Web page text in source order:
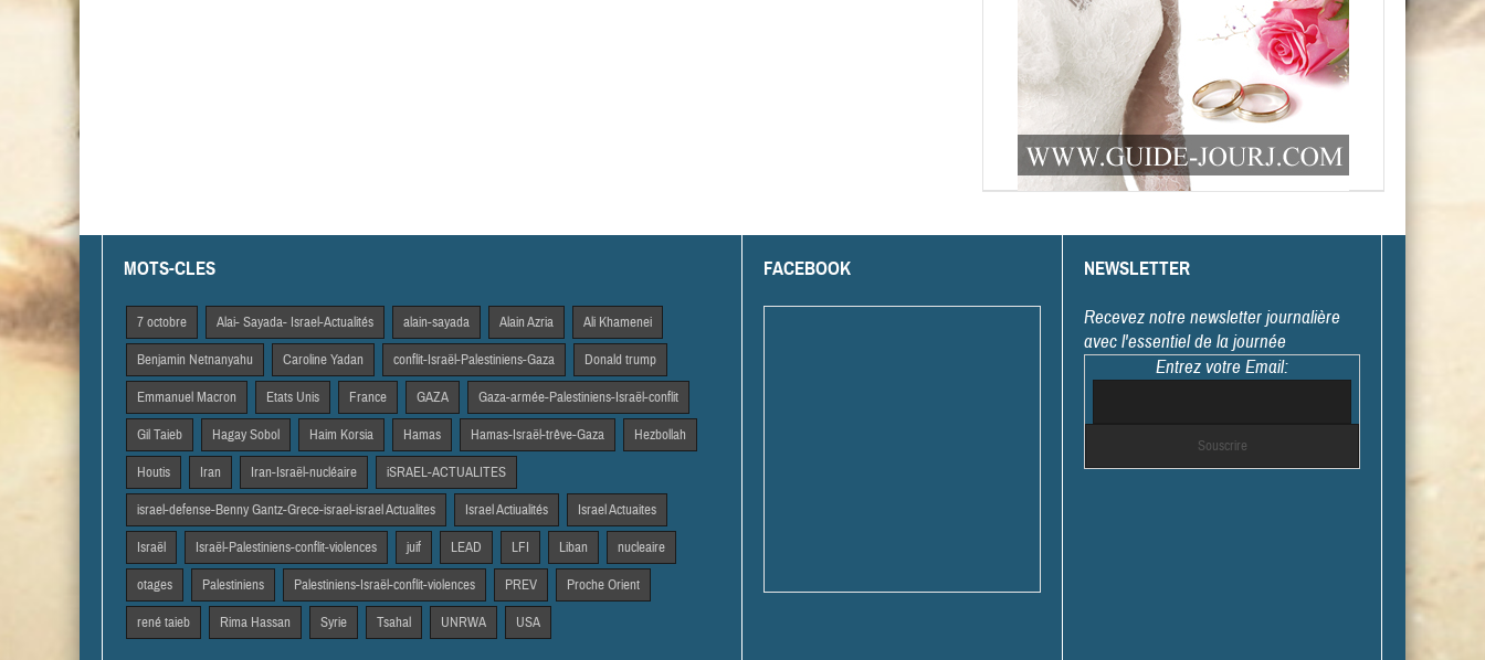
MOTS-CLES
7 octobre Alai- Sayada- Israel-Actualités alain-sayada Alain Azria Ali Khamenei
Benjamin Netnanyahu Caroline Yadan conflit-Israël-Palestiniens-Gaza Donald trump
Emmanuel Macron Etats Unis France GAZA Gaza-armée-Palestiniens-Israël-conflit
Gil Taieb Hagay Sobol Haim Korsia Hamas Hamas-Israël-trêve-Gaza Hezbollah
Houtis Iran Iran-Israël-nucléaire iSRAEL-ACTUALITES
israel-defense-Benny Gantz-Grece-israel-israel Actualites Israel Actiualités Israel Actuaites
Israël Israël-Palestiniens-conflit-violences juif LEAD LFI Liban nucleaire
otages Palestiniens Palestiniens-Israël-conflit-violences PREV Proche Orient
rené taieb Rima Hassan Syrie Tsahal UNRWA USA
FACEBOOK NEWSLETTER
Recevez notre newsletter journalière
avec l'essentiel de la journée
Entrez votre Email: